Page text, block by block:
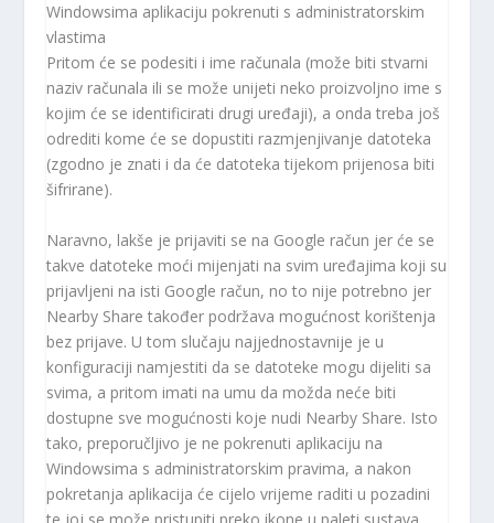
Windowsima aplikaciju pokrenuti s administratorskim
vlastima
Pritom će se podesiti i ime računala (može biti stvarni
naziv računala ili se može unijeti neko proizvoljno ime s
kojim će se identificirati drugi uređaji), a onda treba još
odrediti kome će se dopustiti razmjenjivanje datoteka
(zgodno je znati i da će datoteka tijekom prijenosa biti
šifrirane).
Naravno, lakše je prijaviti se na Google račun jer će se
takve datoteke moći mijenjati na svim uređajima koji su
prijavljeni na isti Google račun, no to nije potrebno jer
Nearby Share također podržava mogućnost korištenja
bez prijave. U tom slučaju najjednostavnije je u
konfiguraciji namjestiti da se datoteke mogu dijeliti sa
svima, a pritom imati na umu da možda neće biti
dostupne sve mogućnosti koje nudi Nearby Share. Isto
tako, preporučljivo je ne pokrenuti aplikaciju na
Windowsima s administratorskim pravima, a nakon
pokretanja aplikacija će cijelo vrijeme raditi u pozadini
te joj se može pristupiti preko ikone u paleti sustava.